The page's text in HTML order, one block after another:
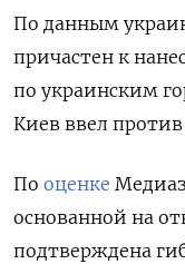
По данным
причастен к
по украинским
Киев ввел
По оценке
основанной на
подтверждена